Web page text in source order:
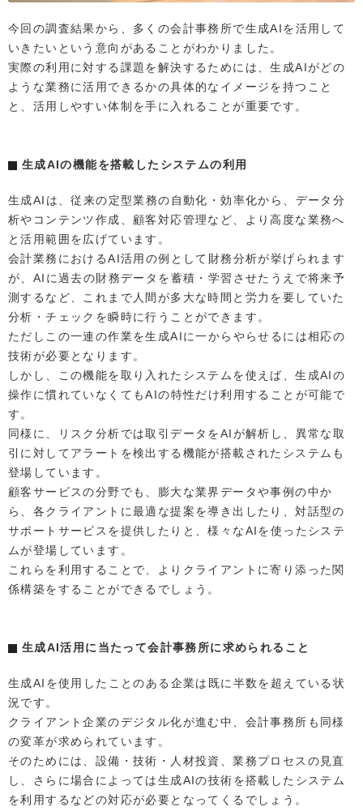
今回の調査結果から、多くの会計事務所で生成AIを活用して
いきたいという意向があることがわかりました。
実際の利用に対する課題を解決するためには、生成AIがどの
ような業務に活用できるかの具体的なイメージを持つこと
と、活用しやすい体制を手に入れることが重要です。
生成AIの機能を搭載したシステムの利用
生成AIは、従来の定型業務の自動化・効率化から、データ分
析やコンテンツ作成、顧客対応管理など、より高度な業務へ
と活用範囲を広げています。
会計業務におけるAI活用の例として財務分析が挙げられます
が、AIに過去の財務データを蓄積・学習させたうえで将来予
測するなど、これまで人間が多大な時間と労力を要していた
分析・チェックを瞬時に行うことができます。
ただしこの一連の作業を生成AIに一からやらせるには相応の
技術が必要となります。
しかし、この機能を取り入れたシステムを使えば、生成AIの
操作に慣れていなくてもAIの特性だけ利用することが可能で
す。
同様に、リスク分析では取引データをAIが解析し、異常な取
引に対してアラートを検出する機能が搭載されたシステムも
登場しています。
顧客サービスの分野でも、膨大な業界データや事例の中か
ら、各クライアントに最適な提案を導き出したり、対話型の
サポートサービスを提供したりと、様々なAIを使ったシステ
ムが登場しています。
これらを利用することで、よりクライアントに寄り添った関
係構築をすることができるでしょう。
生成AI活用に当たって会計事務所に求められること
生成AIを使用したことのある企業は既に半数を超えている状
況です。
クライアント企業のデジタル化が進む中、会計事務所も同様
の変革が求められています。
そのためには、設備・技術・人材投資、業務プロセスの見直
し、さらに場合によっては生成AIの技術を搭載したシステム
を利用するなどの対応が必要となってくるでしょう。